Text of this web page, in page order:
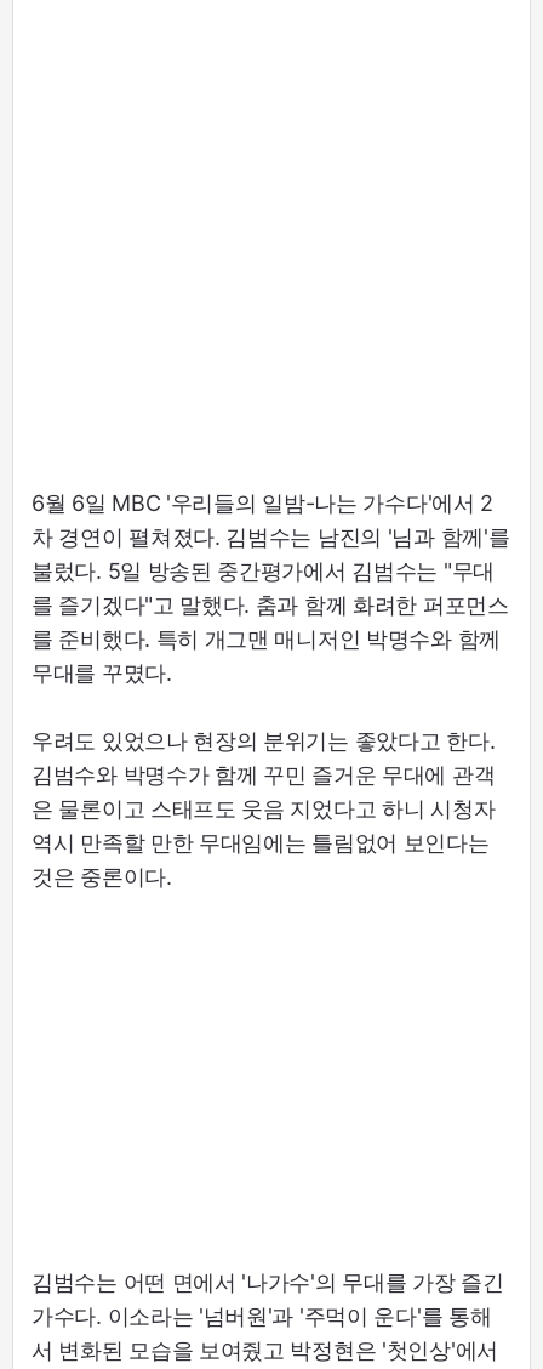
6월 6일 MBC '우리들의 일밤-나는 가수다'에서 2
차 경연이 펼쳐졌다. 김범수는 남진의 '님과 함께'를
불렀다. 5일 방송된 중간평가에서 김범수는 "무대
를 즐기겠다"고 말했다. 춤과 함께 화려한 퍼포먼스
를 준비했다. 특히 개그맨 매니저인 박명수와 함께
무대를 꾸몄다.
우려도 있었으나 현장의 분위기는 좋았다고 한다.
김범수와 박명수가 함께 꾸민 즐거운 무대에 관객
은 물론이고 스태프도 웃음 지었다고 하니 시청자
역시 만족할 만한 무대임에는 틀림없어 보인다는
것은 중론이다.
김범수는 어떤 면에서 '나가수'의 무대를 가장 즐긴
가수다. 이소라는 '넘버원'과 '주먹이 운다'를 통해
서 변화된 모습을 보여줬고 박정현은 '첫인상'에서